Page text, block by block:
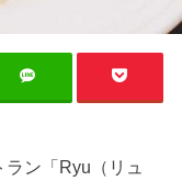
ン「Ryu（リュ